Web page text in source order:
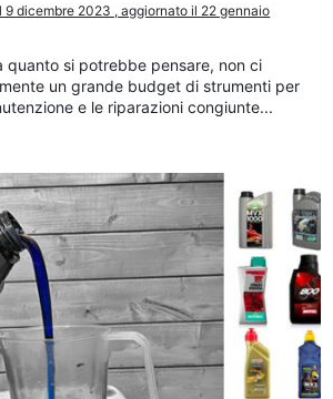
9 dicembre 2023 , aggiornato il 22 gennaio
quanto si potrebbe pensare, non ci
un grande budget di strumenti per
e le riparazioni congiunte...